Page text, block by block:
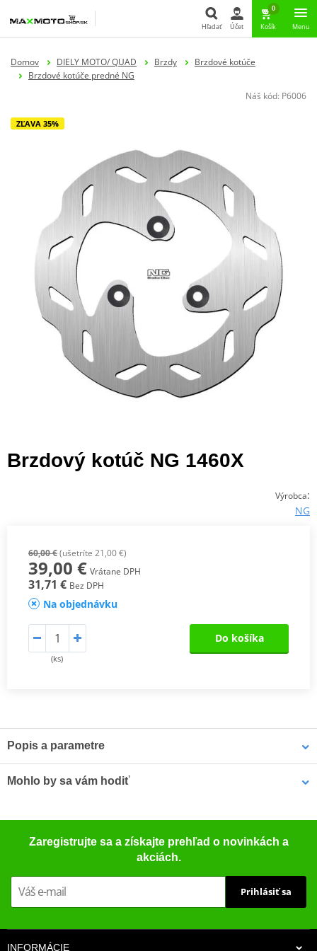
Hľadať Účet
0
Košík Menu
Domov DIELY MOTO/ QUAD Brzdy
Brzdové kotúče
Brzdové kotúče predné NG
Náš kód: P6006
ZĽAVA 35%
Brzdový kotúč NG 1460X
Výrobca:
NG
60,00 €(ušetríte 21,00 €)
39,00 € Vrátane DPH
31,71 € Bez DPH
Na objednávku
(ks)
Do košíka
Popis a parametre
Výrobca
Thickness (mm)
3,5
(mm)
62
Number of holes
(mm)
10,5
Mohlo by sa vám hodiť
ml (ideálny pre dielne)
Zaregistrujte sa a získajte prehľad o novinkách a
akciách.
Prihlásiť sa
INFORMÁCIE